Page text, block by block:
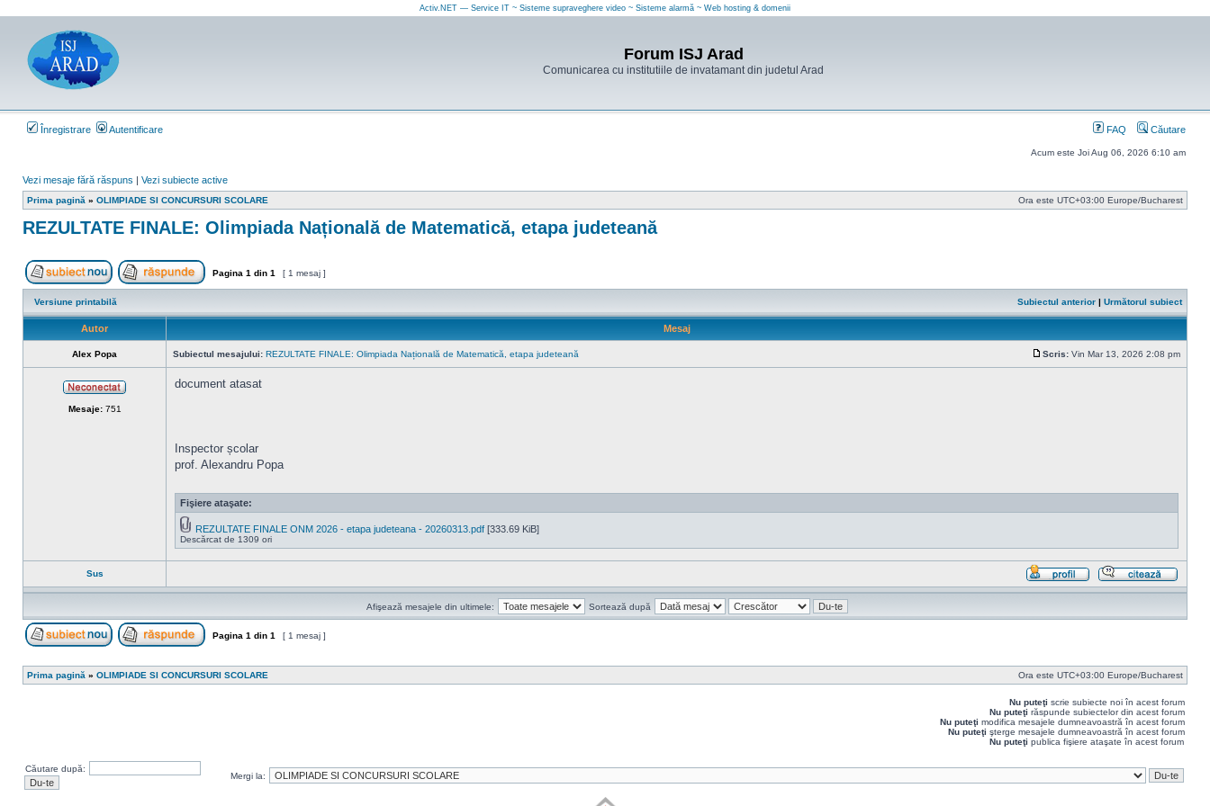
Activ.NET — Service IT ~ Sisteme supraveghere video ~ Sisteme alarmă ~ Web hosting & domenii
Forum ISJ Arad
Comunicarea cu institutiile de invatamant din judetul Arad
Înregistrare Autentificare FAQ Căutare
Acum este Joi Aug 06, 2026 6:10 am
Vezi mesaje fără răspuns | Vezi subiecte active
Prima pagină » OLIMPIADE SI CONCURSURI SCOLARE Ora este UTC+03:00 Europe/Bucharest
REZULTATE FINALE: Olimpiada Națională de Matematică, etapa judeteană
Scrie un subiect nou Răspunde la subiect
Pagina 1 din 1 [ 1 mesaj ]
Versiune printabilă Subiectul anterior | Următorul subiect
Autor Mesaj
Alex Popa Subiectul mesajului: REZULTATE FINALE: Olimpiada Națională de Matematică, etapa judeteană
Scris: Vin Mar 13, 2026 2:08 pm
Mesaje:751
document atasat
Inspector școlar
prof. Alexandru Popa
Fişiere ataşate:
REZULTATE FINALE ONM 2026 - etapa judeteana - 20260313.pdf [333.69 KiB]
Descărcat de 1309 ori
Sus
cu
Profil
Afişează mesajele din ultimele:
Sortează după
Pagina 1 din 1 [ 1 mesaj ]
Prima pagină » OLIMPIADE SI CONCURSURI SCOLARE Ora este UTC+03:00 Europe/Bucharest
Nu puteţi scrie subiecte noi în acest forum
Nu puteţi răspunde subiectelor din acest forum
Nu puteţi modifica mesajele dumneavoastră în acest forum
Nu puteţi şterge mesajele dumneavoastră în acest forum
Nu puteţi publica fişiere ataşate în acest forum
Căutare după:
Mergi la: